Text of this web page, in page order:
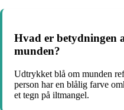
Hvad er betydningen
munden?
Udtrykket blå om munden
person har en blålig farve
et tegn på iltmangel.